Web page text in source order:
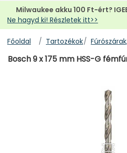
Milwaukee akku 100 Ft-ért?
Ne hagyd ki! Részletek itt>>
Főoldal Tartozékok
Bosch 9 x 175 mm HSS-G